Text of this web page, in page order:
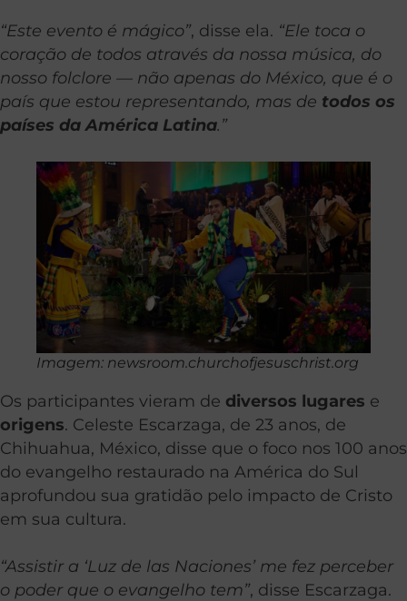
“Este evento é mágico”, disse ela. “Ele toca o
coração de todos através da nossa música, do
nosso folclore — não apenas do México, que é o
país que estou representando, mas de todos os
países da América Latina.”
Imagem: newsroom.churchofjesuschrist.org
Os participantes vieram de diversos lugares e
origens. Celeste Escarzaga, de 23 anos, de
Chihuahua, México, disse que o foco nos 100 anos
do evangelho restaurado na América do Sul
aprofundou sua gratidão pelo impacto de Cristo
em sua cultura.
“Assistir a ‘Luz de las Naciones’ me fez perceber
o poder que o evangelho tem”, disse Escarzaga.